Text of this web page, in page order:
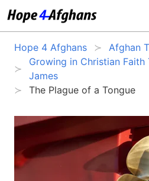
Hope 4 Afghans Afghan
Growing in Christian
James
The Plague of a Tongue